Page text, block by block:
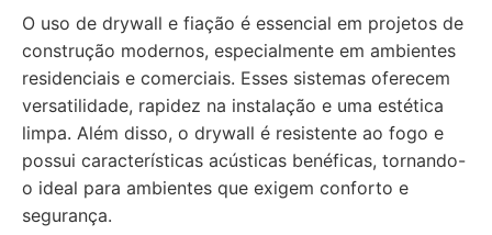
O uso de drywall e fiação é essencial em projetos de
construção modernos, especialmente em ambientes
residenciais e comerciais. Esses sistemas oferecem
versatilidade, rapidez na instalação e uma estética
limpa. Além disso, o drywall é resistente ao fogo e
possui características acústicas benéficas, tornando-
o ideal para ambientes que exigem conforto e
segurança.